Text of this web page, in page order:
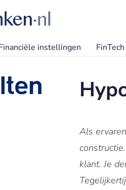
instellingen FinTech
Als
klant. Je